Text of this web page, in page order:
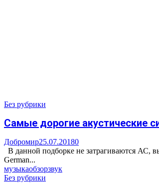
Без рубрики
Cамые дорогие акустические
Добромир25.07.20180
В данной подборке не затрагиваются АС,
German...
музыкаобзорзвук
Без рубрики